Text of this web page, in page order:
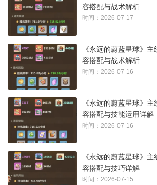
容搭配与战术解析
时间：2026-07-17
《永远的蔚蓝星球》
容搭配与战术解析
时间：2026-07-16
《永远的蔚蓝星球》
容搭配与技能运用详解
时间：2026-07-16
《永远的蔚蓝星球》
容搭配与技巧详解
时间：2026-07-15